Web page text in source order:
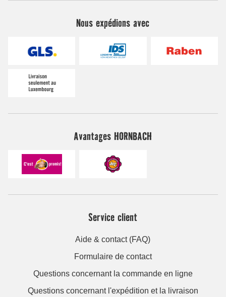
Nous expédions avec
Avantages HORNBACH
Service client
Aide & contact (FAQ)
Formulaire de contact
Questions concernant la commande en ligne
Questions concernant l'expédition et la livraison